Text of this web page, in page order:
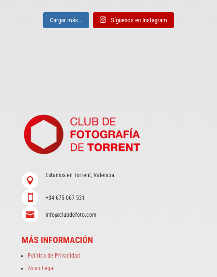
Cargar más... Síguenos en Instagram

Estamos en Torrent, Valencia
 +34 675 067 531
 info@clubdefoto.com
MÁS INFORMACIÓN
Política de Privacidad
Aviso Legal